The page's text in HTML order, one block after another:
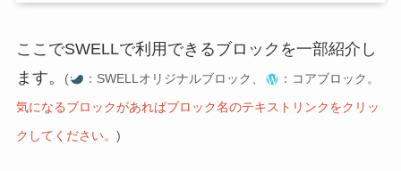
ここでSWELLで利用できるブロックを一部紹介し
ます。
( ：SWELLオリジナルブロック、
：コアブロック。
気になるブロックがあればブロック名のテキスト リンクをクリッ
クしてください。 )